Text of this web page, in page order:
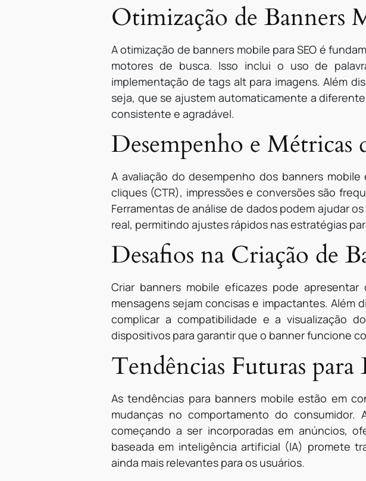
Otimização de Banners
A otimização de banners mobile para SEO é
motores de busca. Isso inclui o uso de
implementação de tags alt para imagens. Além
seja, que se ajustem automaticamente a
consistente e agradável.
Desempenho e Métricas
A avaliação do desempenho dos banners
cliques (CTR), impressões e conversões são
Ferramentas de análise de dados podem ajudar
real, permitindo ajustes rápidos nas estratégias
Desafios na Criação de
Criar banners mobile eficazes pode
mensagens sejam concisas e impactantes. Além
complicar a compatibilidade e a visualização
dispositivos para garantir que o banner funcione
Tendências Futuras
As tendências para banners mobile estão em
mudanças no comportamento do
começando a ser incorporadas em anúncios,
baseada em inteligência artificial (IA) promete
ainda mais relevantes para os usuários.